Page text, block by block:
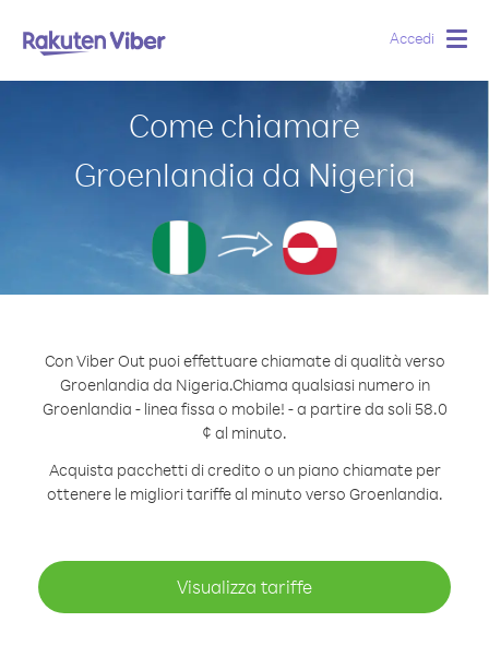
Accedi
Come chiamare
Groenlandia da Nigeria
Con Viber Out puoi effettuare chiamate di qualità verso
Groenlandia da Nigeria.Chiama qualsiasi numero in
Groenlandia - linea fissa o mobile! - a partire da soli 58.0
¢ al minuto.
Acquista pacchetti di credito o un piano chiamate per
ottenere le migliori tariffe al minuto verso Groenlandia.
Visualizza tariffe